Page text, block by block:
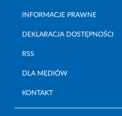
INFORMACJE PRAWNE
DEKLARACJA DOSTĘPNOŚCI
RSS
DLA MEDIÓW
KONTAKT